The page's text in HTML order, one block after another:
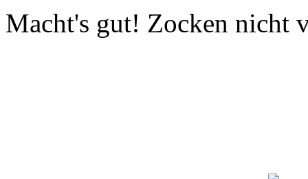
Macht's gut! Zocken nicht